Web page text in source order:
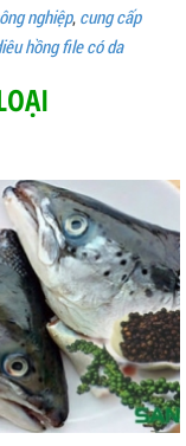
nghiệp, cung cấp
hồng file có da